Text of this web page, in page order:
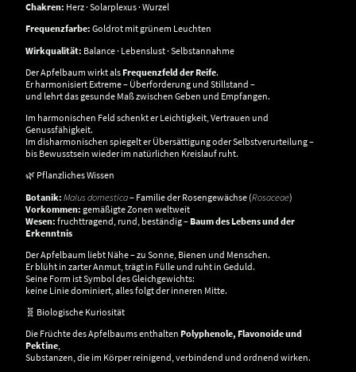
Chakren: Herz · Solarplexus · Wurzel
Frequenzfarbe: Goldrot mit grünem Leuchten
Wirkqualität: Balance · Lebenslust · Selbstannahme
Der Apfelbaum wirkt als Frequenzfeld der Reife.
Er harmonisiert Extreme – Überforderung und Stillstand –
und lehrt das gesunde Maß zwischen Geben und Empfangen.
Im harmonischen Feld schenkt er Leichtigkeit, Vertrauen und
Genussfähigkeit.
Im disharmonischen spiegelt er Übersättigung oder Selbstverurteilung –
bis Bewusstsein wieder im natürlichen Kreislauf ruht.
🌿 Pflanzliches Wissen
Botanik: Malus domestica– Familie der Rosengewächse (Rosaceae)
Vorkommen: gemäßigte Zonen weltweit
Wesen: fruchttragend, rund, beständig – Baum des Lebens und der
Erkenntnis
Der Apfelbaum liebt Nähe – zu Sonne, Bienen und Menschen.
Er blüht in zarter Anmut, trägt in Fülle und ruht in Geduld.
Seine Form ist Symbol des Gleichgewichts:
keine Linie dominiert, alles folgt der inneren Mitte.
🧬 Biologische Kuriosität
Die Früchte des Apfelbaums enthalten Polyphenole, Flavonoide und
Pektine,
Substanzen, die im Körper reinigend, verbindend und ordnend wirken.